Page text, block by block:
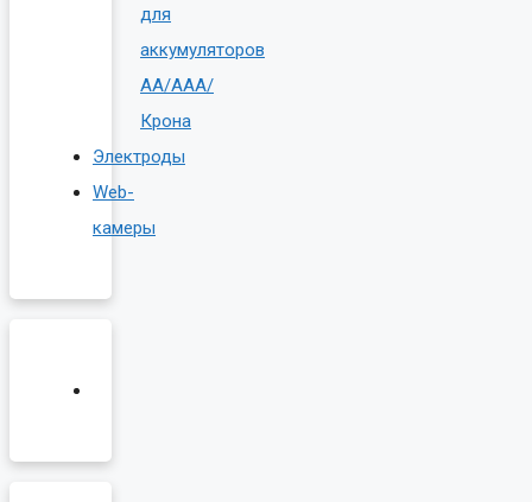
для
аккумуляторов
AA/AAA/
Крона
Электроды
Web-
камеры